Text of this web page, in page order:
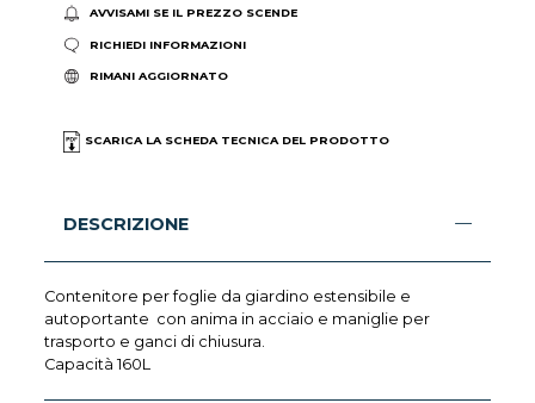
AVVISAMI SE IL PREZZO SCENDE
RICHIEDI INFORMAZIONI
RIMANI AGGIORNATO
SCARICA LA SCHEDA TECNICA DEL PRODOTTO
DESCRIZIONE
Contenitore per foglie da giardino estensibile e
autoportante con anima in acciaio e maniglie per
trasporto e ganci di chiusura.
Capacità 160L